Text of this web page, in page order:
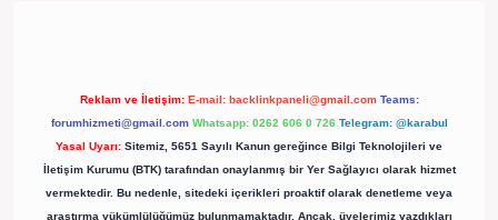
Reklam ve İletişim: E-mail: backlinkpaneli@gmail.com Teams:
forumhizmeti@gmail.com Whatsapp: 0262 606 0 726 Telegram: @karabul
Yasal Uyarı: Sitemiz, 5651 Sayılı Kanun gereğince Bilgi Teknolojileri ve
İletişim Kurumu (BTK) tarafından onaylanmış bir Yer Sağlayıcı olarak hizmet
vermektedir. Bu nedenle, sitedeki içerikleri proaktif olarak denetleme veya
araştırma yükümlülüğümüz bulunmamaktadır. Ancak, üyelerimiz yazdıkları